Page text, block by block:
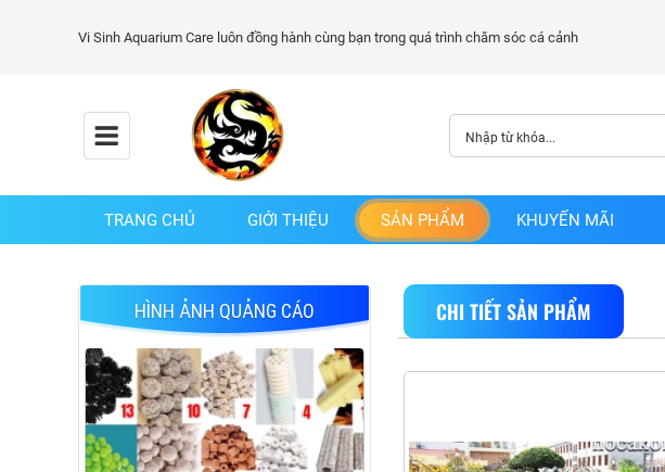
TRANG CHỦ GIỚI THIỆU SẢN PHẨM KHUYẾN MÃI
HÌNH ẢNH QUẢNG CÁO CHI TIẾT SẢN PHẨM